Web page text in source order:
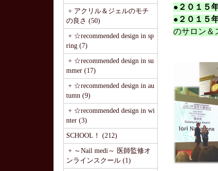
+ アクリル＆ジェルのモチ
の良さ (50)
+ ☆recommended design in sp
ring (7)
+ ☆recommended design in su
mmer (17)
+ ☆recommended design in au
tumn (9)
+ ☆recommended design in wi
nter (3)
SCHOOL！ (212)
+ ～Nail medi～ 医師監修オ
ンラインスクール (1)
●２０１５
●２０１５
のサロン＆